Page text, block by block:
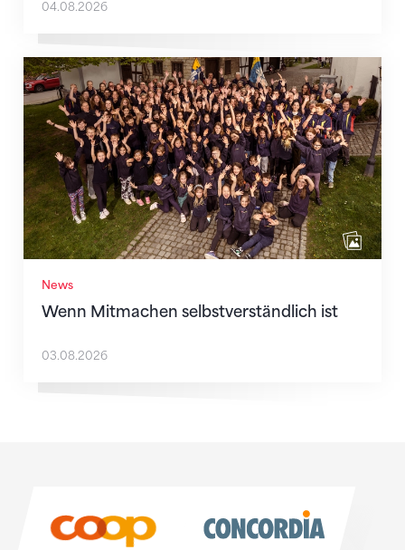
04.08.2026
News
Wenn Mitmachen selbstverständlich ist
Wenn Mitmachen selbstverständlich ist
03.08.2026